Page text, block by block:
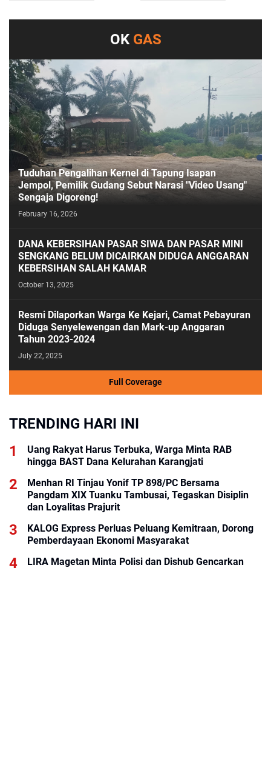
OK GAS
Tuduhan Pengalihan Kernel di Tapung Isapan
Jempol, Pemilik Gudang Sebut Narasi "Video Usang"
Sengaja Digoreng!
February 16, 2026
DANA KEBERSIHAN PASAR SIWA DAN PASAR MINI
SENGKANG BELUM DICAIRKAN DIDUGA ANGGARAN
KEBERSIHAN SALAH KAMAR
October 13, 2025
Resmi Dilaporkan Warga Ke Kejari, Camat Pebayuran
Diduga Senyelewengan dan Mark-up Anggaran
Tahun 2023-2024
July 22, 2025
Full Coverage
TRENDING HARI INI
Uang Rakyat Harus Terbuka, Warga Minta RAB
hingga BAST Dana Kelurahan Karangjati
Menhan RI Tinjau Yonif TP 898/PC Bersama
Pangdam XIX Tuanku Tambusai, Tegaskan Disiplin
dan Loyalitas Prajurit
KALOG Express Perluas Peluang Kemitraan, Dorong
Pemberdayaan Ekonomi Masyarakat
LIRA Magetan Minta Polisi dan Dishub Gencarkan